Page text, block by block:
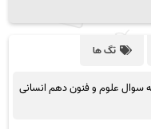
تگ ها
سوال علوم و فنون دهم انسانی